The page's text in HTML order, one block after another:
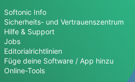
Softonic Info
Sicherheits- und Vertrauenszentrum
Hilfe & Support
Jobs
Editorialrichtlinien
Füge deine Software / App hinzu
Online-Tools